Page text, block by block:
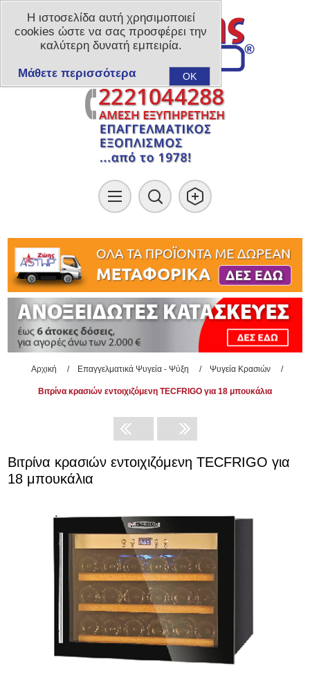
Αρχική / Επαγγελματικά Ψυγεία - Ψύξη / Ψυγεία Κρασιών /
Βιτρίνα κρασιών εντοιχιζόμενη TECFRIGO για 18 μπουκάλια
Βιτρίνα κρασιών εντοιχιζόμενη TECFRIGO για
18 μπουκάλια
Η ιστοσελίδα αυτή χρησιμοποιεί
cookies ώστε να σας προσφέρει την
καλύτερη δυνατή εμπειρία.
OK
Μάθετε περισσότερα